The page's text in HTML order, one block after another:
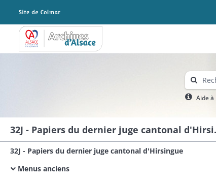
Archives Alsace - Colmar
Aide
32J -
32J - Papiers du dernier juge cantonal d'Hirsingue
Menus anciens